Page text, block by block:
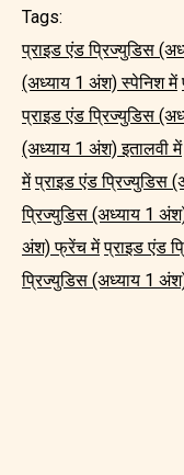
Tags:
प्राइड एंड प्रिज्युडिस
(अध्याय 1 अंश) स्पेनिश में
प्राइड एंड प्रिज्युडिस
(अध्याय 1 अंश) इतालवी में
में प्राइड एंड प्रिज्युडिस
प्रिज्युडिस (अध्याय 1 अंश)
अंश) फ्रेंच में प्राइड एंड
प्रिज्युडिस (अध्याय 1